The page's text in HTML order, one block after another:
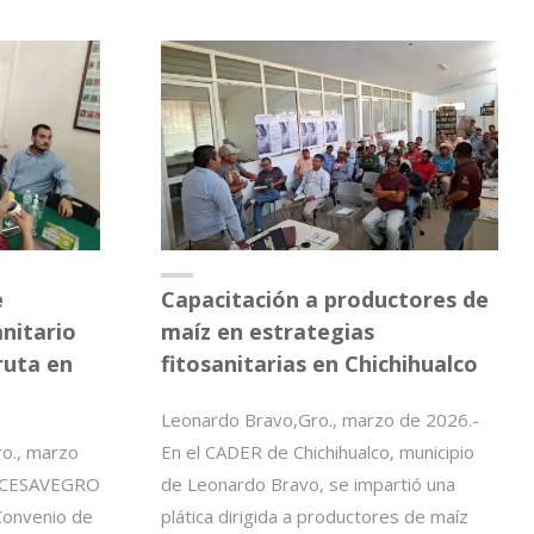
SIMULACRO
NACIONAL
2026"
en
marzo
de
Capacitación a productores de
maíz en estrategias
fitosanitarias en Chichihualco
Leonardo Bravo,Gro., marzo de 2026.-
En el CADER de Chichihualco, municipio
de Leonardo Bravo, se impartió una
plática dirigida a productores de maíz